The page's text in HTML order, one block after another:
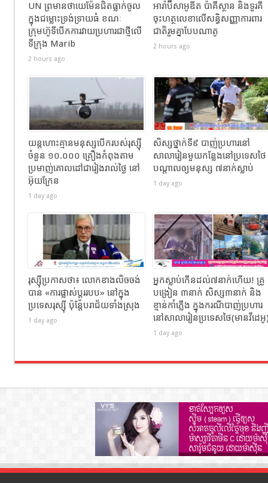
UN ព្រមានថាយេម៉ែនជិតធ្លាក់ចូល
ក្នុងជម្លោះទ្រង់ទ្រាយធំ ខណៈ
ក្រុមហ៊ូទីបើកការវាយប្រហារជាថ្មីលើ
ទីក្រុង Marib
2 hours ago
អារ៉ាប៊ីសាអូឌីត ប៉ាគីស្ថាន និងទួរគី
ចុះហត្ថលេខាលើសន្ធិសញ្ញាការពារ
ជាតិរួមគ្នាបែបណាតូ
2 hours ago
យន្តហោះគ្មានមនុស្សបើករបស់រុស្ស៊ី
ចំនួន ១០.០០០ គ្រឿងកំពុងតាម
ប្រមាញ់គោលដៅជារៀងរាល់ថ្ងៃ នៅ
អ៊ុយក្រែន
1 day ago
សិស្សថ្នាក់ទី៩ បាញ់ប្រហារនៅ
សាលារៀនមួយកន្លែងនៅប្រទេសថៃ
បណ្តាលឲ្យមនុស្ស ៧នាក់ស្លាប់
1 day ago
រុស្ស៊ីប្រកាសថា៖ លោកខាងលិចចង់
បាន «ការផ្លាស់ប្តូររបប» នៅក្នុង
ប្រទេសរុស្ស៊ី ប៉ុន្តែបរាជ័យទាំងស្រុង
1 day ago
អ្នកស្លាប់កើនដល់៧នាក់ហើយ! គ្រូ
បង្រៀន​ ៣នាក់ សិស្ស៣នាក់ និង
ខ្មាន់កាំភ្លើង​ ក្នុងករណីបាញ់ប្រហារ
នៅសាលារៀនប្រទេសថៃ(មានវីដេអូ​
1 day ago